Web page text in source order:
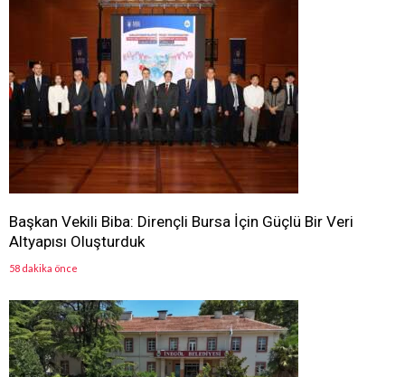
Başkan Vekili Biba: Dirençli Bursa İçin Güçlü Bir Veri
Altyapısı Oluşturduk
58 dakika önce